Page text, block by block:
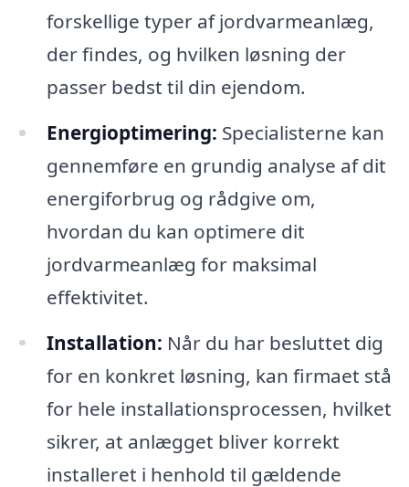
forskellige typer af jordvarmeanlæg,
der findes, og hvilken løsning der
passer bedst til din ejendom.
Energioptimering: Specialisterne kan
gennemføre en grundig analyse af dit
energiforbrug og rådgive om,
hvordan du kan optimere dit
jordvarmeanlæg for maksimal
effektivitet.
Installation: Når du har besluttet dig
for en konkret løsning, kan firmaet stå
for hele installationsprocessen, hvilket
sikrer, at anlægget bliver korrekt
installeret i henhold til gældende